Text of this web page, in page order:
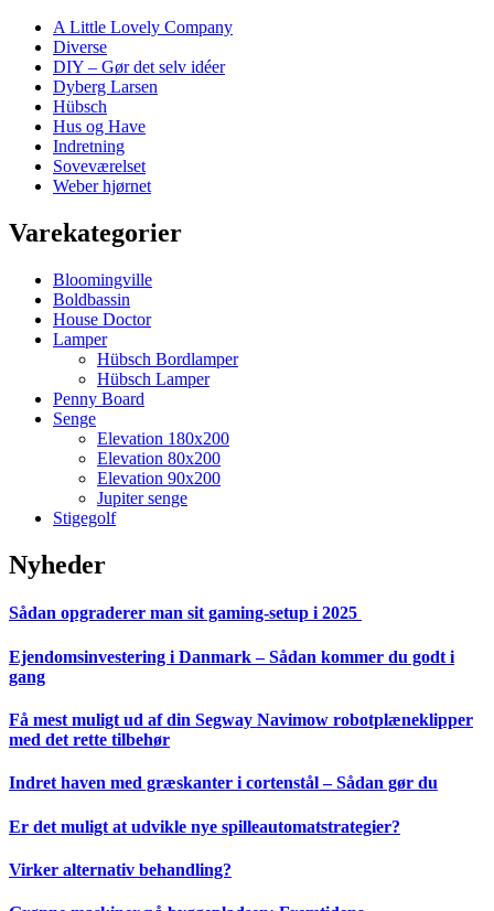
A Little Lovely Company
Diverse
DIY – Gør det selv idéer
Dyberg Larsen
Hübsch
Hus og Have
Indretning
Soveværelset
Weber hjørnet
Varekategorier
Bloomingville
Boldbassin
House Doctor
Lamper
Hübsch Bordlamper
Hübsch Lamper
Penny Board
Senge
Elevation 180x200
Elevation 80x200
Elevation 90x200
Jupiter senge
Stigegolf
Nyheder
Sådan opgraderer man sit gaming-setup i 2025
Ejendomsinvestering i Danmark – Sådan kommer du godt i
gang
Få mest muligt ud af din Segway Navimow robotplæneklipper
med det rette tilbehør
Indret haven med græskanter i cortenstål – Sådan gør du
Er det muligt at udvikle nye spilleautomatstrategier?
Virker alternativ behandling?